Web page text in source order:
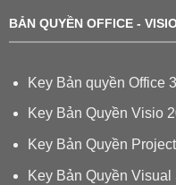
BẢN QUYỀN OFFICE -
Key Bản quyền Office
Key Bản Quyền Visio
Key Bản Quyền
Key Bản Quyền